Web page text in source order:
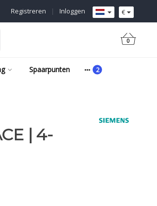
€
Inloggen
|
Registreren
0
Spaarpunten
| 4-